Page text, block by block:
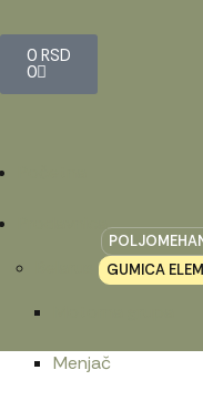
0 RSD
0
Menjač
GUMICA